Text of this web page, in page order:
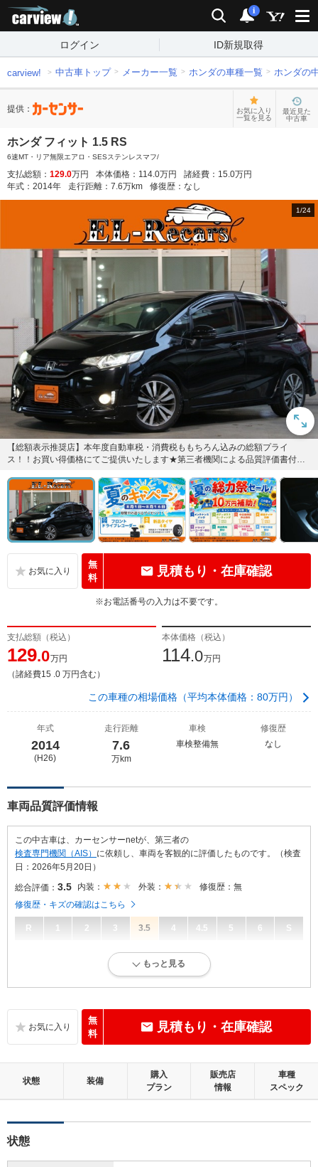
検索 通知
i
ログイン ID新規取得
carview! 中古車トップ メーカー一覧 ホンダの車種一覧 ホンダの
提供：
お気に入り
一覧を見る
最近見た
中古車
ホンダ フィット 1.5 RS
6速MT・リア無限エアロ・SESステンレスマフ/
支払総額： 129.0万円 本体価格： 114.0万円 諸経費： 15.0万円
年式： 2014年 走行距離： 7.6万km 修復歴： なし
1/24
【総額表示推奨店】本年度自動車税・消費税ももちろん込みの総額プライ
ス！！お買い得価格にてご提供いたします★第三者機関による品質評価書付
無
料
見積もり・在庫確認
※お電話番号の入力は不要です。
支払総額（税込）
129.0万円
（諸経費15 .0 万円含む）
本体価格（税込）
114.0万円
この車種の相場価格（平均本体価格：80万円）
年式
2014
(H26)
走行距離
7.6
万km
車検
車検整備無
修復歴
なし
車両品質評価情報
この中古車は、カーセンサーnetが、第三者の
検査専門機関（AIS） に依頼し、車両を客観的に評価したものです。（検査
日：2026年5月20日）
総合評価： 3.5 内装： 外装：
修復歴：無
修復歴・キズの確認はこちら
R 1 2 3 3.5 4 4.5 5 6 S
内外装に多少のキズ、ヘコミが認められる状態です。
標準的に使用されていて、多少のコゲ、スレ、キズがあります。
修復歴：無
もっと見る
無
料
見積もり・在庫確認
状態 装備
購入
プラン
販売店
情報
車種
スペック
状態